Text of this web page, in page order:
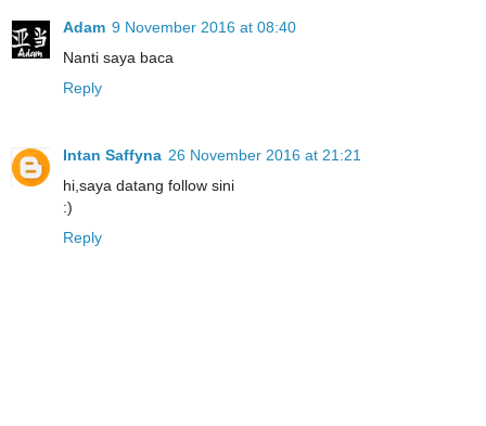
Adam 9 November 2016 at 08:40
Nanti saya baca
Reply
Intan Saffyna 26 November 2016 at 21:21
hi,saya datang follow sini
:)
Reply